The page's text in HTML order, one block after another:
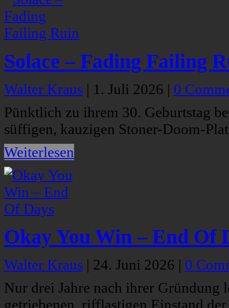
Solace – Fading Failing
Walter Kraus | 1. Juli 2026 | 0
Pünktlich zu ihrem 30. Geburtstag
süffigen, kauzigen Stoner-Doom-
Weiterlesen
Okay You Win – End Of
Walter Kraus | 24. Juni 2026 | 0
Nur drei Jahre nach ihrer Gründung
getriebenen, rifflastigen Einstand